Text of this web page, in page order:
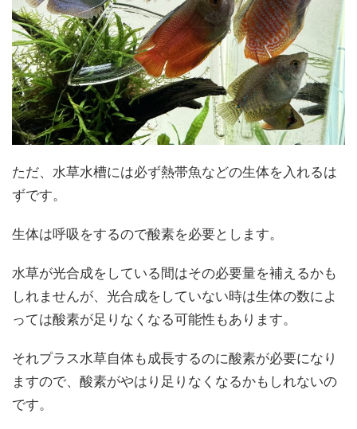
ただ、水草水槽には必ず熱帯魚などの生体を入れるは
ずです。
生体は呼吸をするので酸素を必要とします。
水草が光合成をしている間はその必要量を補えるかも
しれませんが、光合成をしていない時は生体の数によ
っては酸素が足りなくなる可能性もあります。
それプラス水草自体も成長するのに酸素が必要になり
ますので、酸素がやはり足りなくなるかもしれないの
です。